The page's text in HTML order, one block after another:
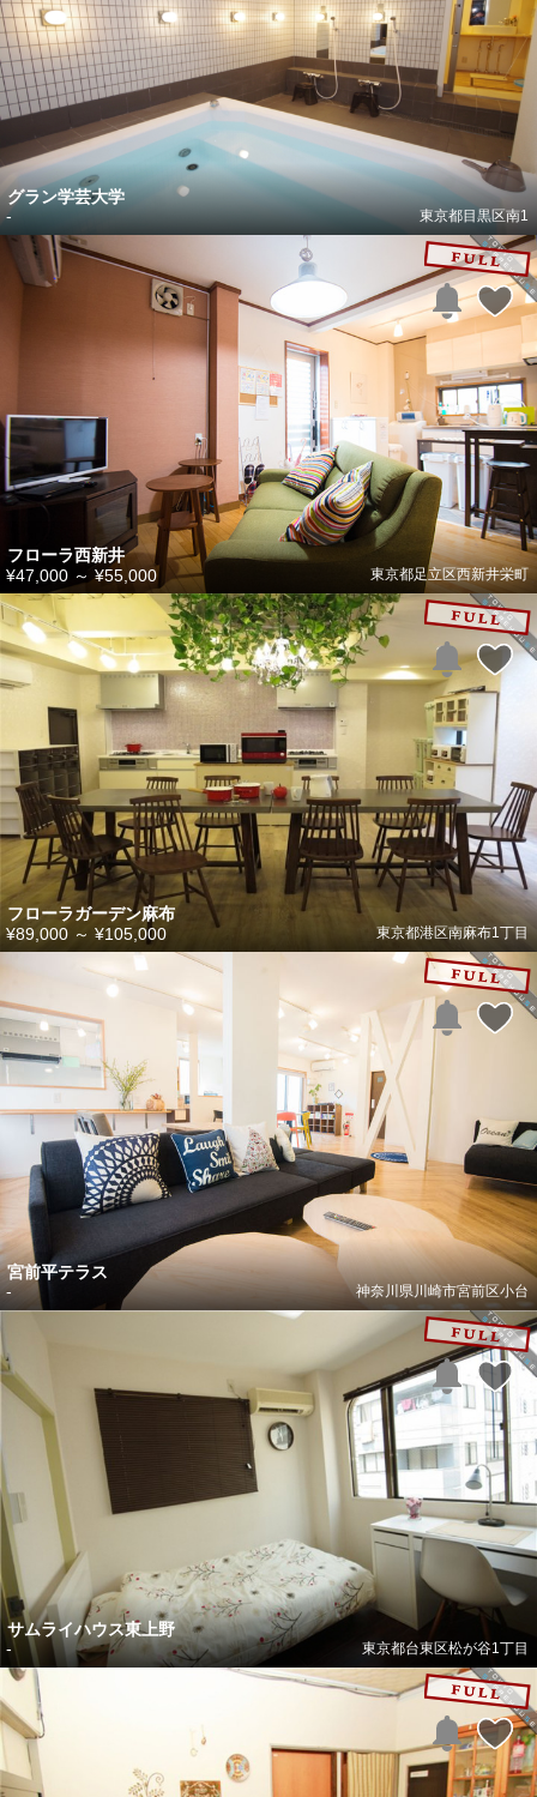
グラン学芸大学
東京都目黒区南1
-
フローラ西新井
東京都足立区西新井栄町
¥47,000 ～¥55,000
フローラガーデン麻布
東京都港区南麻布1丁目
¥89,000 ～ ¥105,000
宮前平テラス
神奈川県川崎市宮前区小台
-
サムライハウス東上野
東京都台東区松が谷1丁目
-